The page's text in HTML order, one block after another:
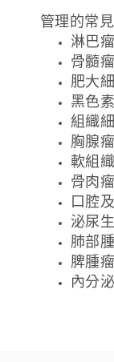
管理的常
淋巴
骨髓瘤
肥大
黑色
組織
胸腺瘤
軟組
骨肉
口腔
泌尿
肺部
脾腫瘤
內分